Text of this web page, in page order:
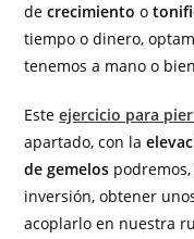
decrecimiento o
tiempo o dinero,
tenemos a mano o
Esteejercicio para
apartado, con la
de gemelos
inversión, obtener
acoplarlo en nuestra